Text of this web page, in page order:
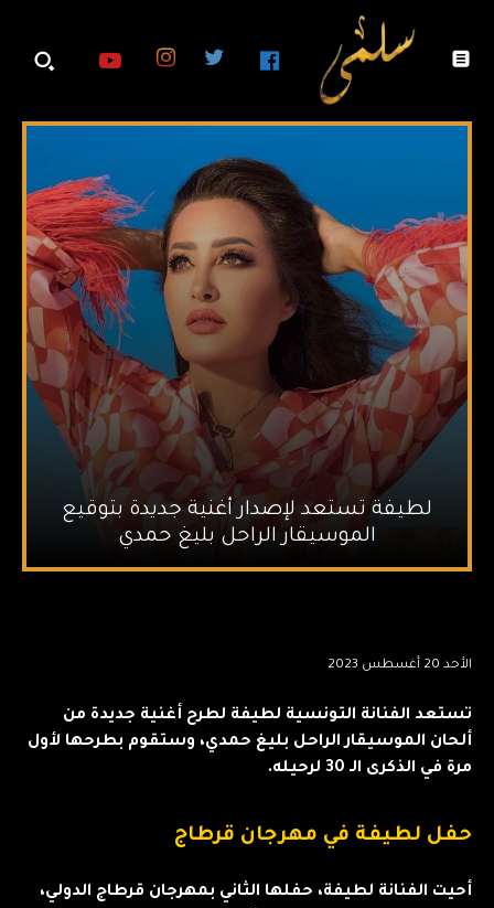
لطيفة تستعد لإصدار أغنية جديدة بتوقيع
الموسيقار الراحل بليغ حمدي
الأحد 20 أغسطس 2023
تستعد الفنانة التونسية لطيفة لطرح أغنية جديدة من
ألحان الموسيقار الراحل بليغ حمدي، وستقوم بطرحها لأول
مرة في الذكرى الـ 30 لرحيله.
حفل لطيفة في مهرجان قرطاج
أحيت الفنانة لطيفة، حفلها الثاني بمهرجان قرطاج الدولي،